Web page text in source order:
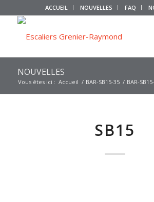
ACCUEIL NOUVELLES FAQ
NOUVELLES
Vous êtes ici : Accueil / BAR-SB15-35 / BAR-
SB15